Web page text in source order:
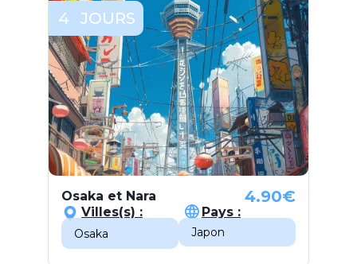
4 JOURS
Osaka et Nara 4.90€
Villes(s) : Pays :
Osaka Japon